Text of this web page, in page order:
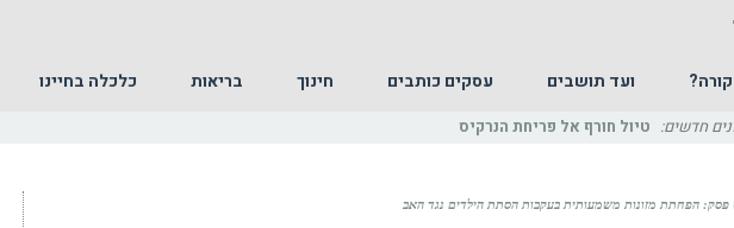
ועד תושבים עסקים כותבים חינוך בריאות כלכלה בחיינו
חדשים: טיול חורף אל פריחת הנרקיס
הפחתת מזונות משמעותית בעקבות הסתת הילדים נגד האב